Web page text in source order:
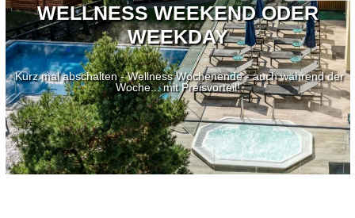
WELLNESS WEEKEND ODER
WEEKDAY
Kurz mal abschalten - Wellness Wochenende - auch während der
Woche... mit Preisvorteil!